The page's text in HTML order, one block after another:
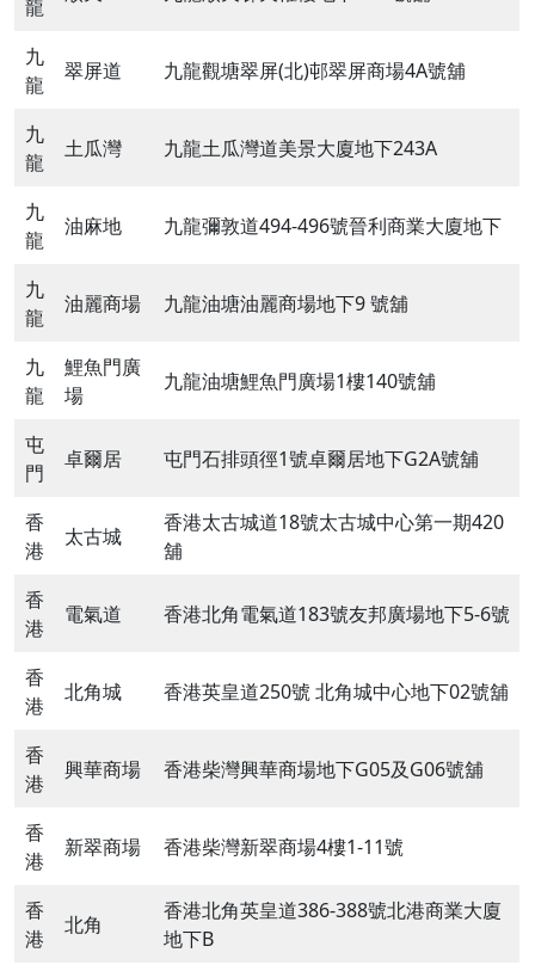
龍
九
龍
翠屏道 九龍觀塘翠屏(北)邨翠屏商場4A號舖
九
龍
土瓜灣 九龍土瓜灣道美景大廈地下243A
九
龍
油麻地 九龍彌敦道494-496號晉利商業大廈地下
九
龍
油麗商場 九龍油塘油麗商場地下9 號舖
九
龍
鯉魚門廣
場
九龍油塘鯉魚門廣場1樓140號舖
屯
門
卓爾居 屯門石排頭徑1號卓爾居地下G2A號舖
香
港
太古城
香港太古城道18號太古城中心第一期420
舖
香
港
電氣道 香港北角電氣道183號友邦廣場地下5-6號
香
港
北角城 香港英皇道250號 北角城中心地下02號舖
香
港
興華商場 香港柴灣興華商場地下G05及G06號舖
香
港
新翠商場 香港柴灣新翠商場4樓1-11號
香
港
北角
香港北角英皇道386-388號北港商業大廈
地下B